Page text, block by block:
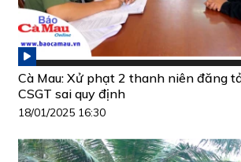
Cà Mau: Xử phạt 2 thanh niên đăng
CSGT sai quy định
18/01/2025 16:30